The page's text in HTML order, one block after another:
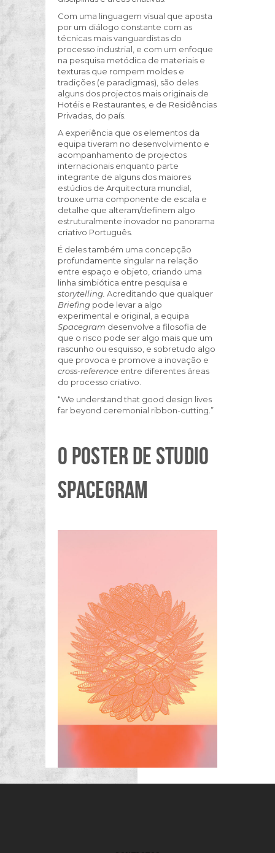
Com uma linguagem visual que aposta
por um diálogo constante com as
técnicas mais vanguardistas do
processo industrial, e com um enfoque
na pesquisa metódica de materiais e
texturas que rompem moldes e
tradições (e paradigmas), são deles
alguns dos projectos mais originais de
Hotéis e Restaurantes, e de Residências
Privadas, do país.
A experiência que os elementos da
equipa tiveram no desenvolvimento e
acompanhamento de projectos
internacionais enquanto parte
integrante de alguns dos maiores
estúdios de Arquitectura mundial,
trouxe uma componente de escala e
detalhe que alteram/definem algo
estruturalmente inovador no panorama
criativo Português.
É deles também uma concepção
profundamente singular na relação
entre espaço e objeto, criando uma
linha simbiótica entre pesquisa e
storytelling. Acreditando que qualquer
Briefing pode levar a algo
experimental e original, a equipa
Spacegram desenvolve a filosofia de
que o risco pode ser algo mais que um
rascunho ou esquisso, e sobretudo algo
que provoca e promove a inovação e
cross-reference entre diferentes áreas
do processo criativo.
“We understand that good design lives
far beyond ceremonial ribbon-cutting.”
O POSTER DE STUDIO
SPACEGRAM